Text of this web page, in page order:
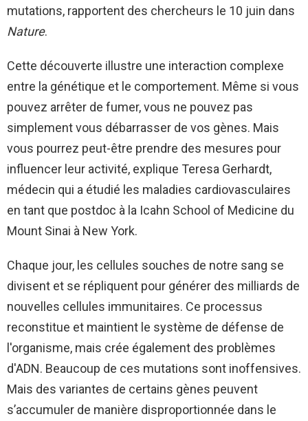
mutations, rapportent des chercheurs le 10 juin dans
Nature.
Cette découverte illustre une interaction complexe
entre la génétique et le comportement. Même si vous
pouvez arrêter de fumer, vous ne pouvez pas
simplement vous débarrasser de vos gènes. Mais
vous pourrez peut-être prendre des mesures pour
influencer leur activité, explique Teresa Gerhardt,
médecin qui a étudié les maladies cardiovasculaires
en tant que postdoc à la Icahn School of Medicine du
Mount Sinai à New York.
Chaque jour, les cellules souches de notre sang se
divisent et se répliquent pour générer des milliards de
nouvelles cellules immunitaires. Ce processus
reconstitue et maintient le système de défense de
l'organisme, mais crée également des problèmes
d'ADN. Beaucoup de ces mutations sont inoffensives.
Mais des variantes de certains gènes peuvent
s’accumuler de manière disproportionnée dans le